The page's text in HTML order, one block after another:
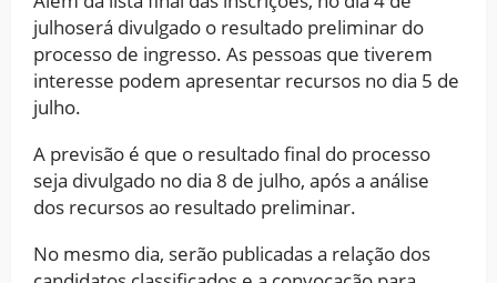
julhoserá divulgado o resultado preliminar do
processo de ingresso. As pessoas que tiverem
interesse podem apresentar recursos no dia 5 de
julho.
A previsão é que o resultado final do processo
seja divulgado no dia 8 de julho, após a análise
dos recursos ao resultado preliminar.
No mesmo dia, serão publicadas a relação dos